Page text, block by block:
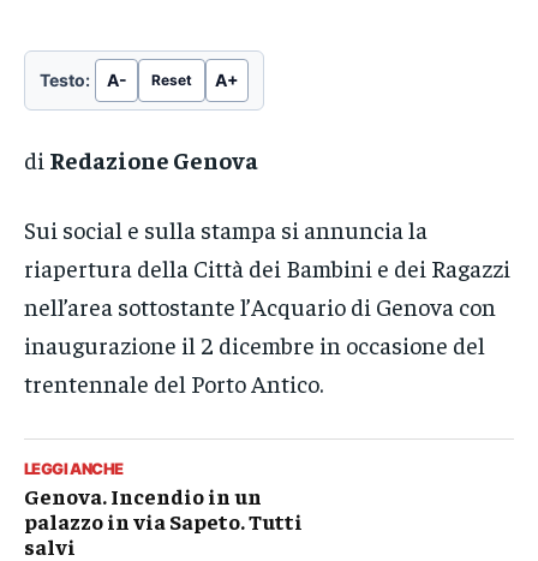
Testo: A- Reset A+
di Redazione Genova
Sui social e sulla stampa si annuncia la
riapertura della Città dei Bambini e dei Ragazzi
nell’area sottostante l’Acquario di Genova con
inaugurazione il 2 dicembre in occasione del
trentennale del Porto Antico.
LEGGI ANCHE
Genova. Incendio in un
palazzo in via Sapeto. Tutti
salvi